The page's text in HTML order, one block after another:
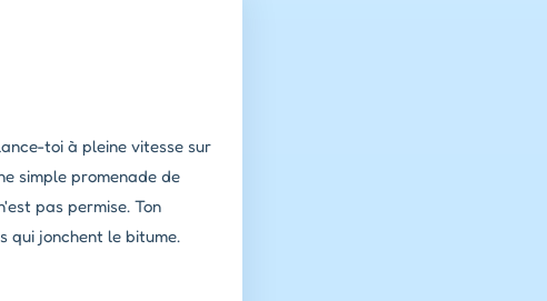
toi à pleine vitesse sur
simple promenade de
pas permise. Ton
qui jonchent le bitume.